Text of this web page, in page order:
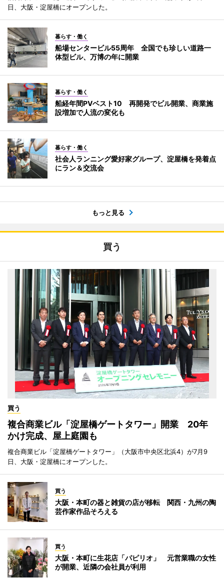
日、大阪・淀屋橋にオープンした。
暮らす・働く
船場センタービル55周年 全国でも珍しい道路一
体型ビル、万博の年に開業
暮らす・働く
船経年間PVベスト10 再開発でビル開業、商業施
設増加で人流の変化も
暮らす・働く
社会人ランニング愛好家グループ、淀屋橋を発着点
にラン＆交流会
もっと見る
買う
買う
複合商業ビル「淀屋橋ゲートタワー」開業 20年
かけ完成、屋上庭園も
複合商業ビル「淀屋橋ゲートタワー」（大阪市中央区北浜4）が7月9
日、大阪・淀屋橋にオープンした。
買う
大阪・本町の器と雑貨の店が移転 関西・九州の陶
芸作家作品そろえる
買う
大阪・本町に生花店「パピリオ」 元営業職の女性
が開業、近隣の会社員が利用